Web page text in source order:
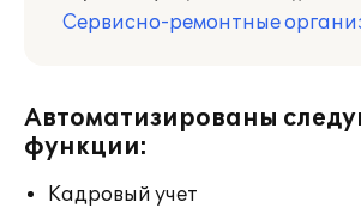
Сервисно-ремонтные
Автоматизированы
функции:
Кадровый учет